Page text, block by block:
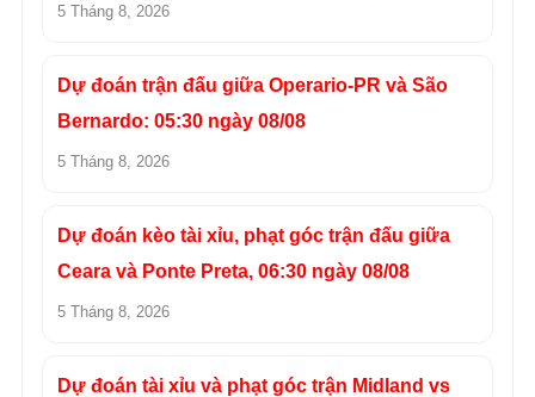
5 Tháng 8, 2026
Dự đoán trận đấu giữa Operario-PR và São
Bernardo: 05:30 ngày 08/08
5 Tháng 8, 2026
Dự đoán kèo tài xỉu, phạt góc trận đấu giữa
Ceara và Ponte Preta, 06:30 ngày 08/08
5 Tháng 8, 2026
Dự đoán tài xỉu và phạt góc trận Midland vs